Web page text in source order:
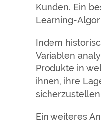
Kunden. Ein
Learning-
Indem
Variablen
Produkte in
ihnen, ihre
Ein weiteres